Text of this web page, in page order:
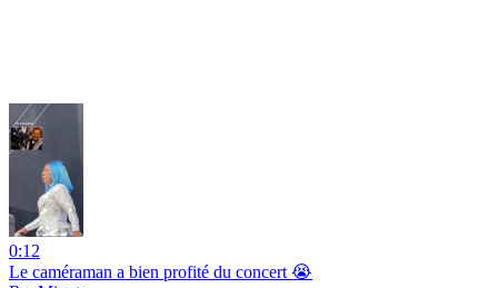
0:12
Le caméraman a bien profité du concert 😭